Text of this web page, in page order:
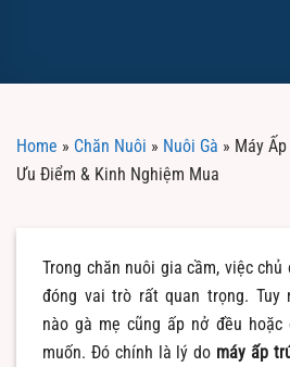
Home » Chăn Nuôi » Nuôi Gà » Máy
Ưu Điểm & Kinh Nghiệm Mua
Trong chăn nuôi gia cầm, việc chủ
đóng vai trò rất quan trọng. Tuy
nào gà mẹ cũng ấp nở đều hoặc
muốn. Đó chính là lý do máy ấp